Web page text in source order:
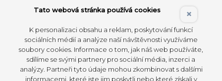
Life Fitness– prémiové řešení pro moderní fitness
Hammer Strength – špička v oblasti silového
tréninku a výkonu
SPIRIT Fitness– dostupné a ekonomicky efektivní
×
Tato webová stránka používá cookies
K personalizaci obsahu a reklam, poskytování funkcí
sociálních médií a analýze naší návštěvnosti využíváme
soubory cookies. Informace o tom, jak náš web používáte,
sdílíme se svými partnery pro sociální média, inzerci a
analýzy. Partneři tyto údaje mohou zkombinovat s dalšími
informacemi, které jste jim poskytli nebo které získali v